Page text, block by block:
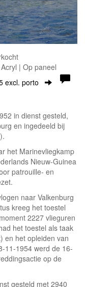
| Op paneel
excl. porto
in dienst gesteld,
en ingedeeld bij
het Marinevliegkamp
Nieuw-Guinea
patrouille- en
naar Valkenburg
kreeg het toestel
2227 vlieguren
het toestel als taak
en het opleiden van
11-1954 werd de 16-
op de
gesteld met 2940